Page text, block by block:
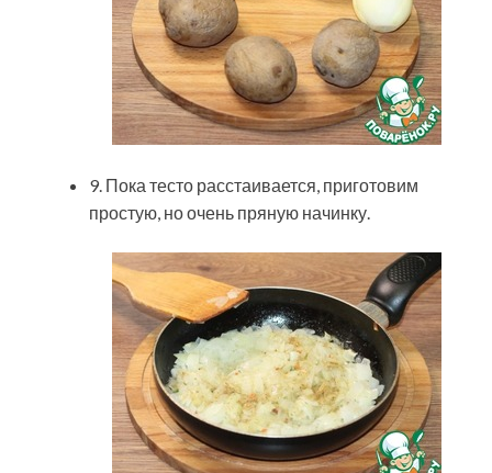
9. Пока тесто расстаивается, приготовим
простую, но очень пряную начинку.